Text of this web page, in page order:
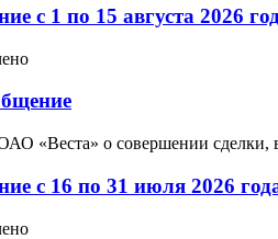
с 1 по 15 августа 2026
«Веста» о совершении сделки,
с 16 по 31 июля 2026